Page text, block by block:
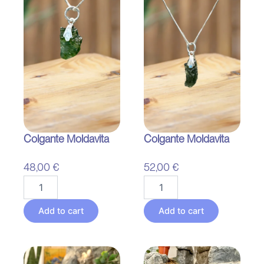
Colgante Moldavita
48,00 €
Moldavita
quantity
Add to cart
Colgante Moldavita
52,00 €
Moldavita
quantity
Add to cart